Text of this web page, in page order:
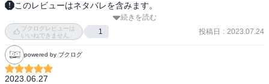
このレビューはネタバレを含みます。
ややキャラクタの人物造形が中途半端。もともとカタカナにすごく
弱いので、何度か人物紹介のページに立ち戻ることになる。動機の
部分でも弱さを感じるけれど、それは犯人のありようを踏まえての
ことなのか、はたまた。着地点から書かれたというよりは、書きな
がら軟着陸された印象。
続きを読む
ブクログレビューは
いいねできません
1 投稿日 : 2023.07.24
powered by ブクログ
2023.06.27